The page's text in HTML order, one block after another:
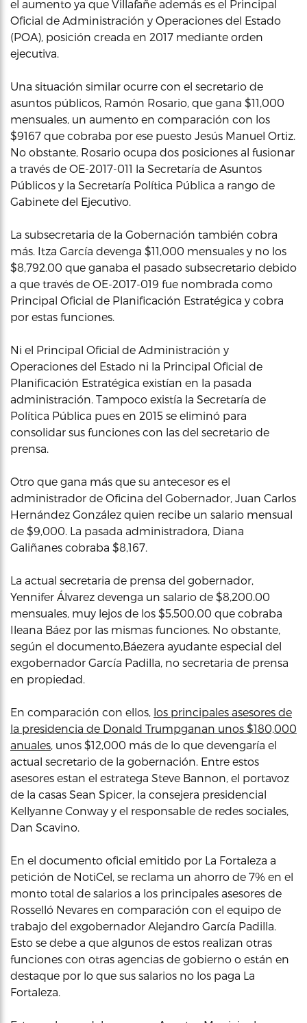
el aumento ya que Villafañe además es el Principal
Oficial de Administración y Operaciones del Estado
(POA), posición creada en 2017 mediante orden
ejecutiva.
Una situación similar ocurre con el secretario de
asuntos públicos, Ramón Rosario, que gana $11,000
mensuales, un aumento en comparación con los
$9167 que cobraba por ese puesto Jesús Manuel Ortiz.
No obstante, Rosario ocupa dos posiciones al fusionar
a través de OE-2017-011 la Secretaría de Asuntos
Públicos y la Secretaría Política Pública a rango de
Gabinete del Ejecutivo.
La subsecretaria de la Gobernación también cobra
más. Itza García devenga $11,000 mensuales y no los
$8,792.00 que ganaba el pasado subsecretario debido
a que través de OE-2017-019 fue nombrada como
Principal Oficial de Planificación Estratégica y cobra
por estas funciones.
Ni el Principal Oficial de Administración y
Operaciones del Estado ni la Principal Oficial de
Planificación Estratégica existían en la pasada
administración. Tampoco existía la Secretaría de
Política Pública pues en 2015 se eliminó para
consolidar sus funciones con las del secretario de
prensa.
Otro que gana más que su antecesor es el
administrador de Oficina del Gobernador, Juan Carlos
Hernández González quien recibe un salario mensual
de $9,000. La pasada administradora, Diana
Galiñanes cobraba $8,167.
La actual secretaria de prensa del gobernador,
Yennifer Álvarez devenga un salario de $8,200.00
mensuales, muy lejos de los $5,500.00 que cobraba
Ileana Báez por las mismas funciones. No obstante,
según el documento,Báezera ayudante especial del
exgobernador García Padilla, no secretaria de prensa
en propiedad.
En comparación con ellos, los principales asesores de
la presidencia de Donald Trumpganan unos $180,000
anuales , unos $12,000 más de lo que devengaría el
actual secretario de la gobernación. Entre estos
asesores estan el estratega Steve Bannon, el portavoz
de la casas Sean Spicer, la consejera presidencial
Kellyanne Conway y el responsable de redes sociales,
Dan Scavino.
En el documento oficial emitido por La Fortaleza a
petición de NotiCel, se reclama un ahorro de 7% en el
monto total de salarios a los principales asesores de
Rosselló Nevares en comparación con el equipo de
trabajo del exgobernador Alejandro García Padilla.
Esto se debe a que algunos de estos realizan otras
funciones con otras agencias de gobierno o están en
destaque por lo que sus salarios no los paga La
Fortaleza.